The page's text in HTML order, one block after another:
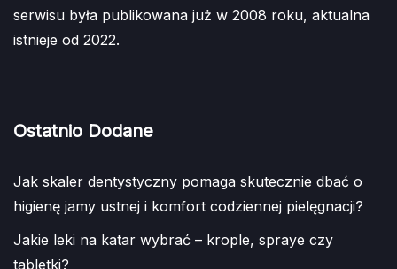
serwisu była publikowana już w 2008 roku, aktualna
istnieje od 2022.
Ostatnio Dodane
Jak skaler dentystyczny pomaga skutecznie dbać o
higienę jamy ustnej i komfort codziennej pielęgnacji?
Jakie leki na katar wybrać – krople, spraye czy
tabletki?